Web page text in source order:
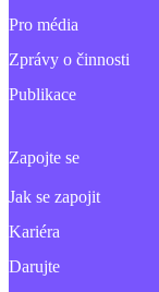
Pro média
Zprávy o činnosti
Publikace
Zapojte se
Jak se zapojit
Kariéra
Darujte